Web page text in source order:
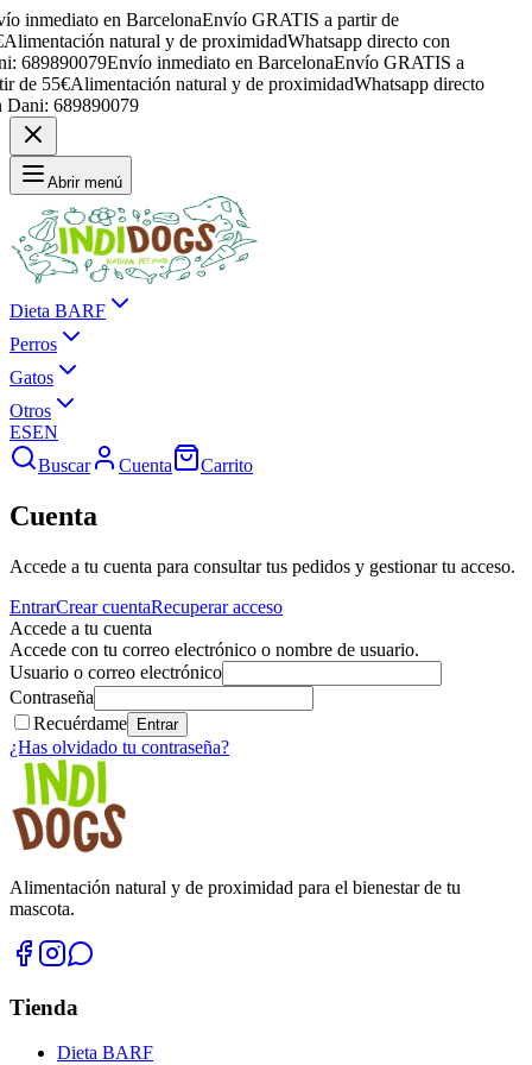
inmediato en BarcelonaEnvío GRATIS a partir de
Alimentación natural y de proximidadWhatsapp directo con
689890079Envío inmediato en BarcelonaEnvío GRATIS a
de 55€Alimentación natural y de proximidadWhatsapp directo
Dani: 689890079
Abrir menú
Dieta BARF
Perros
Gatos
Otros
ESEN
Buscar
Cuenta Carrito
Cuenta
Accede a tu cuenta para consultar tus pedidos y gestionar tu acceso.
EntrarCrear cuentaRecuperar acceso
Accede a tu cuenta
Accede con tu correo electrónico o nombre de usuario.
Usuario o correo electrónico
Contraseña
Recuérdame
Entrar
¿Has olvidado tu contraseña?
Alimentación natural y de proximidad para el bienestar de tu
mascota.
Tienda
Dieta BARF